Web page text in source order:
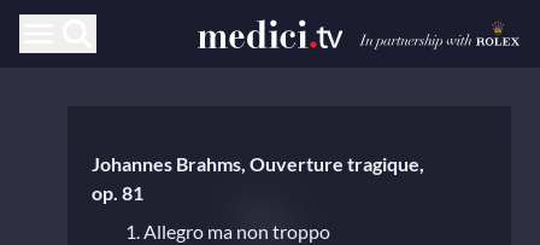
Johannes Brahms, Ouverture tragique,
op. 81
1. Allegro ma non troppo